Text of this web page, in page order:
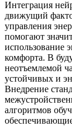
Интеграция
движущий
управления
помогают
использование
комфорта. В
неотъемлемой
устойчивых и
Внедрение
алгоритмов